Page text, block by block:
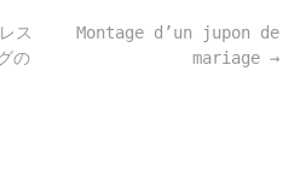
Montage d’un jupon de
mariage →
ス
の